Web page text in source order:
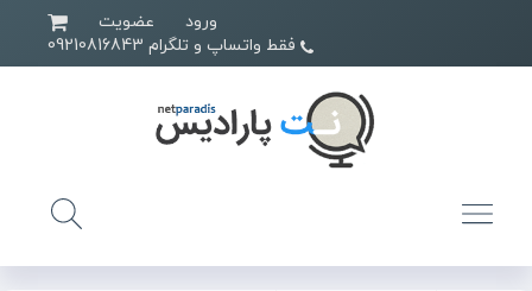
ورود
عضویت